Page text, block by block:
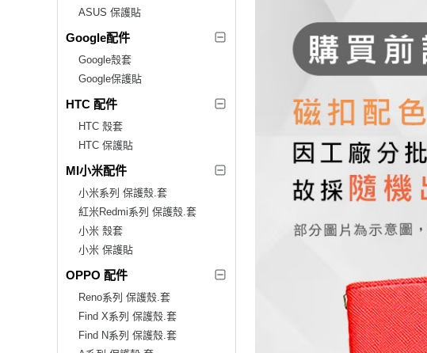
ASUS 保護貼
Google配件
Google殼套
Google保護貼
HTC 配件
HTC 殼套
HTC 保護貼
MI小米配件
小米系列 保護殼.套
紅米Redmi系列 保護殼.套
小米 殼套
小米 保護貼
OPPO 配件
Reno系列 保護殼.套
Find X系列 保護殼.套
Find N系列 保護殼.套